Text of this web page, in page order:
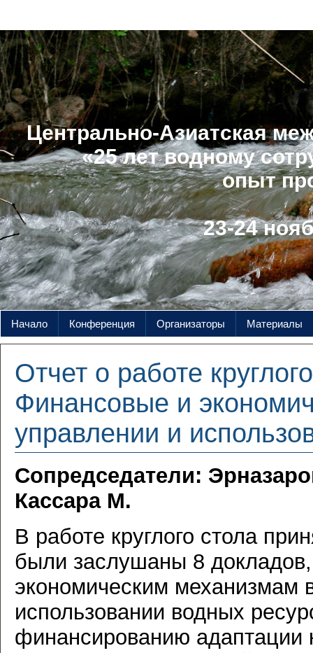
Центрально-Азиатская
«25 лет водному
опыт
23-24
Начало Конференция Организаторы Материалы
Отчет о работе
Финансовые и
управлении и
Сопредседатели:
Кассара М.
В работе круглого стола
были заслушаны 8
экономическим механизмам
использовании водных
финансированию адаптации